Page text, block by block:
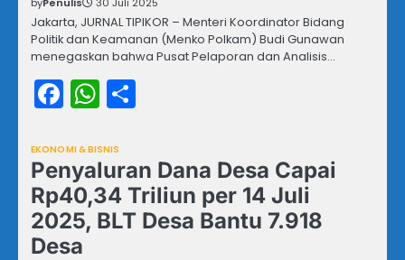
Jakarta, JURNAL TIPIKOR – Menteri Koordinator Bidang
Politik dan Keamanan (Menko Polkam) Budi Gunawan
menegaskan bahwa Pusat Pelaporan dan Analisis…
Facebook
WhatsApp
EKONOMI & BISNIS
Penyaluran Dana Desa Capai
Rp40,34 Triliun per 14 Juli
2025, BLT Desa Bantu 7.918
Desa